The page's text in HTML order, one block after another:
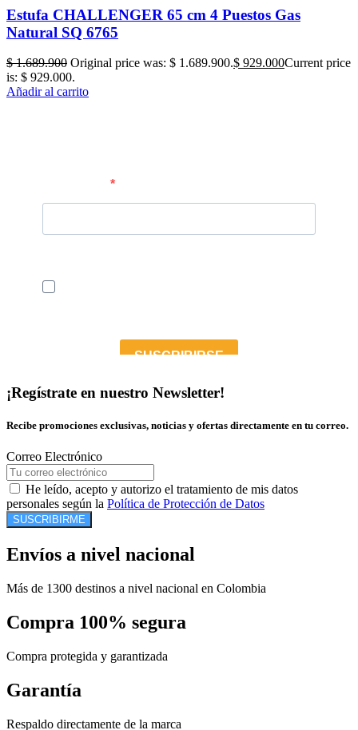
Estufa CHALLENGER 65 cm 4 Puestos Gas
Natural SQ 6765
$1.689.900 Original price was: $ 1.689.900.$ 929.000Current price
is: $ 929.000.
Añadir al carrito
¡Regístrate en nuestro Newsletter!
Recibe promociones exclusivas, noticias y ofertas directamente en tu correo.
Correo Electrónico
He leído, acepto y autorizo el tratamiento de mis datos
personales según la Política de Protección de Datos
SUSCRIBIRME
Envíos a nivel nacional
Más de 1300 destinos a nivel nacional en Colombia
Compra 100% segura
Compra protegida y garantizada
Garantía
Respaldo directamente de la marca